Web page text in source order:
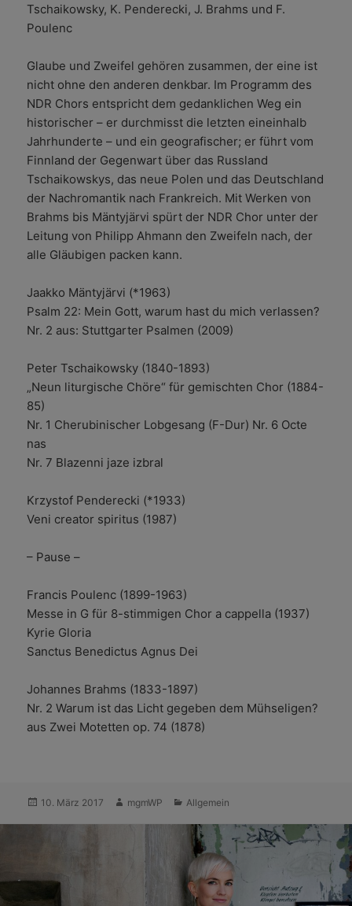
Tschaikowsky, K. Penderecki, J. Brahms und F.
Poulenc
Glaube und Zweifel gehören zusammen, der eine ist
nicht ohne den anderen denkbar. Im Programm des
NDR Chors entspricht dem gedanklichen Weg ein
historischer – er durchmisst die letzten eineinhalb
Jahrhunderte – und ein geografischer; er führt vom
Finnland der Gegenwart über das Russland
Tschaikowskys, das neue Polen und das Deutschland
der Nachromantik nach Frankreich. Mit Werken von
Brahms bis Mäntyjärvi spürt der NDR Chor unter der
Leitung von Philipp Ahmann den Zweifeln nach, der
alle Gläubigen packen kann.
Jaakko Mäntyjärvi (*1963)
Psalm 22: Mein Gott, warum hast du mich verlassen?
Nr. 2 aus: Stuttgarter Psalmen (2009)
Peter Tschaikowsky (1840-1893)
„Neun liturgische Chöre“ für gemischten Chor (1884-
85)
Nr. 1 Cherubinischer Lobgesang (F-Dur) Nr. 6 Octe
nas
Nr. 7 Blazenni jaze izbral
Krzystof Penderecki (*1933)
Veni creator spiritus (1987)
– Pause –
Francis Poulenc (1899-1963)
Messe in G für 8-stimmigen Chor a cappella (1937)
Kyrie Gloria
Sanctus Benedictus Agnus Dei
Johannes Brahms (1833-1897)
Nr. 2 Warum ist das Licht gegeben dem Mühseligen?
aus Zwei Motetten op. 74 (1878)
Veröffentlicht
10. März 2017 Autor
mgmWP Kategorien
Allgemein